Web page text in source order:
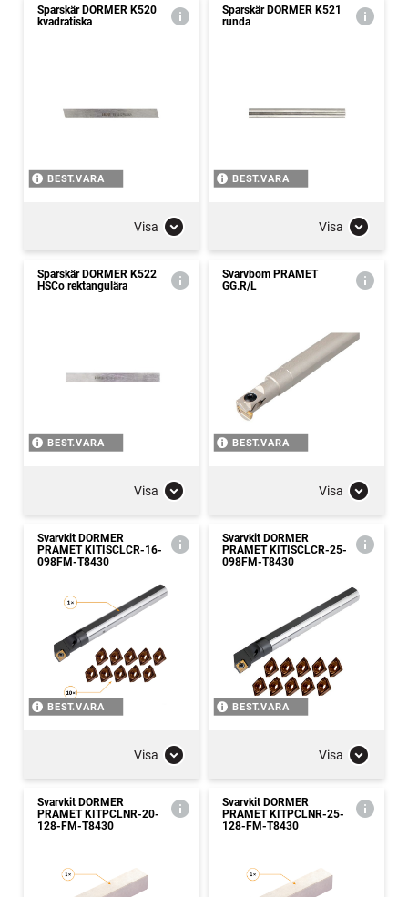
Sparskär DORMER K520
kvadratiska
BEST.VARA
Visa
Sparskär DORMER K521
runda
BEST.VARA
Visa
Sparskär DORMER K522
HSCo rektangulära
BEST.VARA
Visa
Svarvbom PRAMET
GG.R/L
BEST.VARA
Visa
Svarvkit DORMER
PRAMET KITISCLCR-16-
098FM-T8430
BEST.VARA
Visa
Svarvkit DORMER
PRAMET KITISCLCR-25-
098FM-T8430
BEST.VARA
Visa
Svarvkit DORMER
PRAMET KITPCLNR-20-
128-FM-T8430
Svarvkit DORMER
PRAMET KITPCLNR-25-
128-FM-T8430